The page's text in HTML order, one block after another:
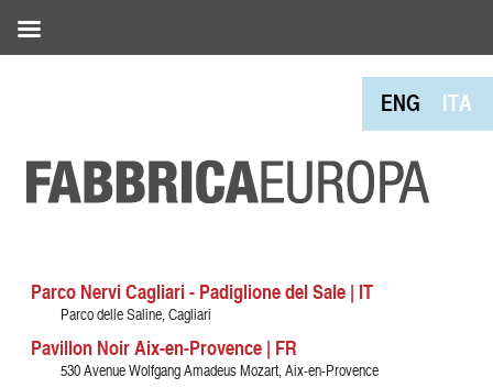
ENG ITA
Parco Nervi Cagliari - Padiglione del Sale | IT
Parco delle Saline, Cagliari
Pavillon Noir Aix-en-Provence | FR
530 Avenue Wolfgang Amadeus Mozart, Aix-en-Provence